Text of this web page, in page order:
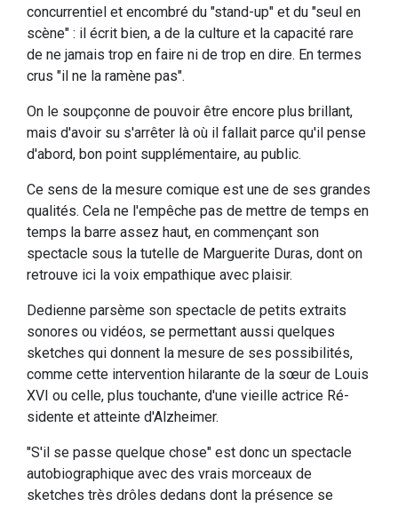
concurrentiel et encombré du "stand-up" et du "seul en
scène" : il écrit bien, a de la culture et la capacité rare
de ne jamais trop en faire ni de trop en dire. En termes
crus "il ne la ramène pas".
On le soupçonne de pouvoir être encore plus brillant,
mais d'avoir su s'arrêter là où il fallait parce qu'il pense
d'abord, bon point supplémentaire, au public.
Ce sens de la mesure comique est une de ses grandes
qualités. Cela ne l'empêche pas de mettre de temps en
temps la barre assez haut, en commençant son
spectacle sous la tutelle de Marguerite Duras, dont on
retrouve ici la voix empathique avec plaisir.
Dedienne parsème son spectacle de petits extraits
sonores ou vidéos, se permettant aussi quelques
sketches qui donnent la mesure de ses possibilités,
comme cette intervention hilarante de la sœur de Louis
XVI ou celle, plus touchante, d'une vieille actrice Ré-
sidente et atteinte d'Alzheimer.
"S'il se passe quelque chose" est donc un spectacle
autobiographique avec des vrais morceaux de
sketches très drôles dedans dont la présence se